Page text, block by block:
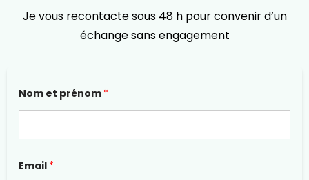
Je vous recontacte sous 48 h pour convenir d’un
échange sans engagement
'
e
r
p
e
M
e
a
Nom et prénom *
Email *